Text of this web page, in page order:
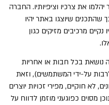
את צרכיו וציפיותיו. החברה
שהתכנים שיוצגו באתר יהיו
נקיים מרכיבים מזיקים כגון
נושאת בכל חבות או אחריות
על-ידי המשתמשים), וזאת
לא חוקיים, מפירי זכויות יוצרים
מסוים כפוגעני מוזמן לדווח על